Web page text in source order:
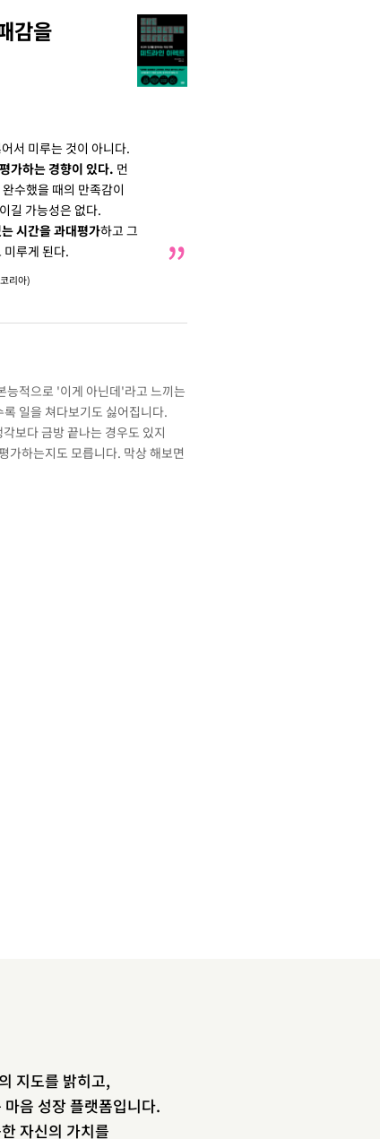
newsletter
감을
서 미루는 것이 아니다.
가하는 경향이 있다. 먼
수했을 때의 만족감이
길 가능성은 없다.
시간을 과대평가하고 그
미루게 된다.
리아)
능적으로 '이게 아닌데'라고 느끼는
일을 쳐다보기도 싫어집니다.
보다 금방 끝나는 경우도 있지
가하는지도 모릅니다. 막상 해보면
지도를 밝히고,
음 성장 플랫폼입니다.
자신의 가치를